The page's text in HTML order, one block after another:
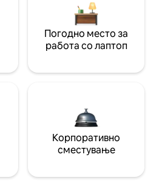
Погодно место за
работа со лаптоп
Корпоративно
сместување